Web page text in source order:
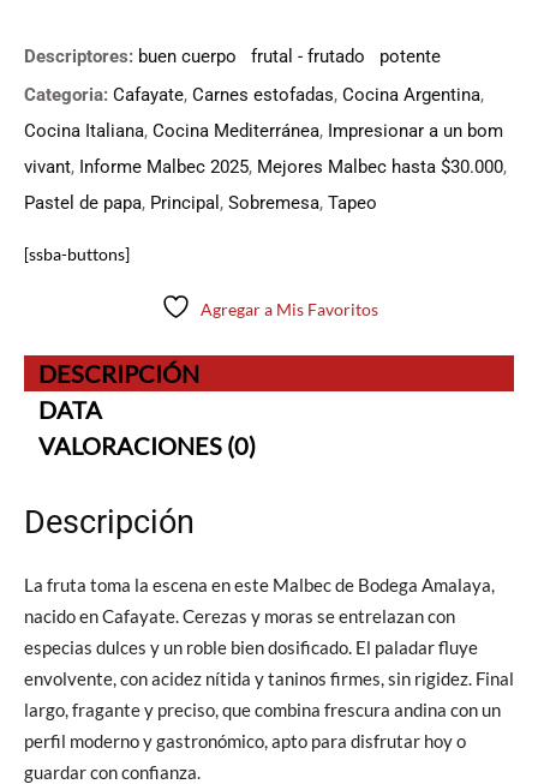
Descriptores: buen cuerpo frutal - frutado
potente
Categoria: Cafayate, Carnes estofadas, Cocina Argentina,
Cocina Italiana, Cocina Mediterránea, Impresionar a un bom
vivant, Informe Malbec 2025, Mejores Malbec hasta $30.000,
Pastel de papa, Principal , Sobremesa, Tapeo
[ssba-buttons]
Agregar a Mis Favoritos
DESCRIPCIÓN
DATA
VALORACIONES (0)
Descripción
La fruta toma la escena en este Malbec de Bodega Amalaya,
nacido en Cafayate. Cerezas y moras se entrelazan con
especias dulces y un roble bien dosificado. El paladar fluye
envolvente, con acidez nítida y taninos firmes, sin rigidez. Final
largo, fragante y preciso, que combina frescura andina con un
perfil moderno y gastronómico, apto para disfrutar hoy o
guardar con confianza.